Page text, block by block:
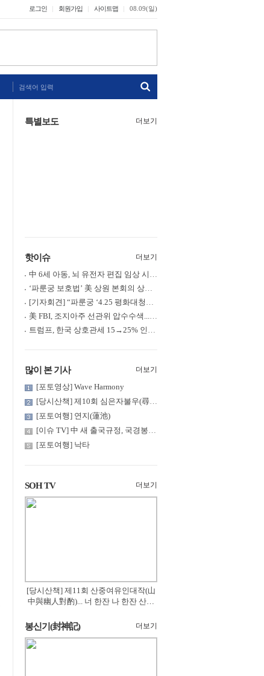
로그인 회원가입 사이트맵 08.09(일)
검색어 입력
특별보도 더보기
핫이슈 더보기
中 6세 아동, 뇌 유전자 편집 임상 시험 중 사망... 의료진 1년간 ....
‘파룬궁 보호법’ 美 상원 본회의 상정... 최종 입법 ‘초읽기’
[기자회견] “파룬궁 ‘4.25 평화대청원’ 기념 & 중공의 션윈 공연 .....
美 FBI, 조지아주 선관위 압수수색... 트럼프 “부정선거 증거 확보....
트럼프, 한국 상호관세 15→25% 인상... “韓 국회 무력합의 미비준”....
많이 본 기사 더보기
[포토영상] Wave Harmony
[당시산책] 제10회 심은자불우(尋隱者不遇)... 깊은 산 구름 속 어....
[포토여행] 연지(蓮池)
[이슈 TV] 中 새 출국규정, 국경봉쇄?... 특정계층 출국 규제 강화
[포토여행] 낙타
SOH TV 더보기
[당시산책] 제11회 산중여유인대작(山
中與幽人對酌)... 너 한잔 나 한잔 산의
봉신기(封神記) 더보기